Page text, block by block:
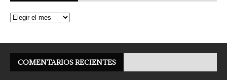
COMENTARIOS RECIENTES